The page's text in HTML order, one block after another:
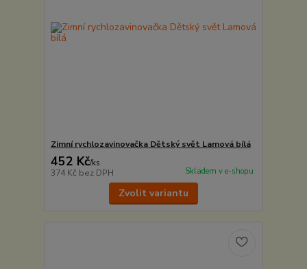
Zimní rychlozavinovačka Dětský svět Lamová bílá
452 Kč/ks
374 Kč bez DPH Skladem v e-shopu
Zvolit variantu